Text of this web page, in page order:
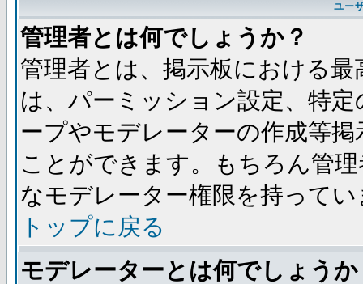
ユー
管理者とは何でしょうか？
管理者とは、掲示板における
は、パーミッション設定、特
ープやモデレーターの作成等
ことができます。もちろん管
なモデレーター権限を持ってい
トップに戻る
モデレーターとは何でしょうか